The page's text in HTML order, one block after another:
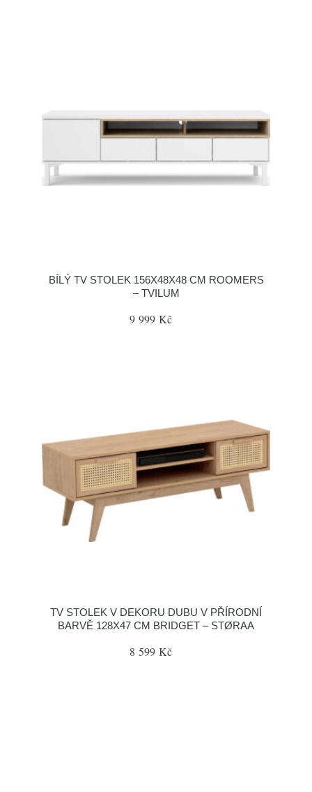
BÍLÝ TV STOLEK 156X48X48 CM ROOMERS
– TVILUM
9 999 Kč
TV STOLEK V DEKORU DUBU V PŘÍRODNÍ
BARVĚ 128X47 CM BRIDGET – STØRAA
8 599 Kč